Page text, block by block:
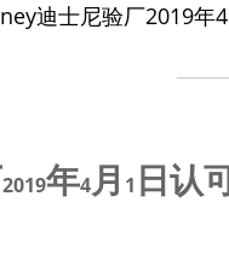
迪士尼验厂2019年
2019年4 月 1 日认